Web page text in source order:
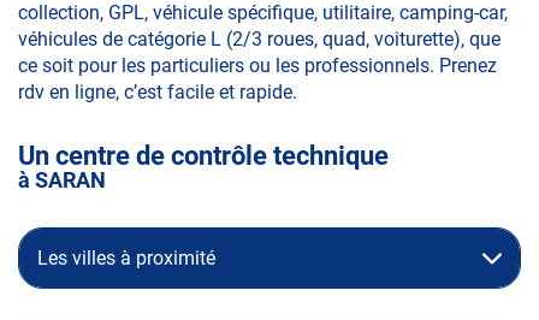
collection, GPL, véhicule spécifique, utilitaire, camping-car,
véhicules de catégorie L (2/3 roues, quad, voiturette), que
ce soit pour les particuliers ou les professionnels. Prenez
rdv en ligne, c’est facile et rapide.
Un centre de contrôle technique
à SARAN
Les villes à proximité